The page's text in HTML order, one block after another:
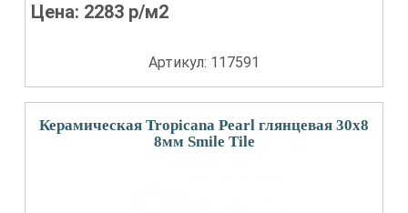
Цена: 2283 р/м2
Артикул: 117591
Керамическая Tropicana Pearl глянцевая 30x8
8мм Smile Tile